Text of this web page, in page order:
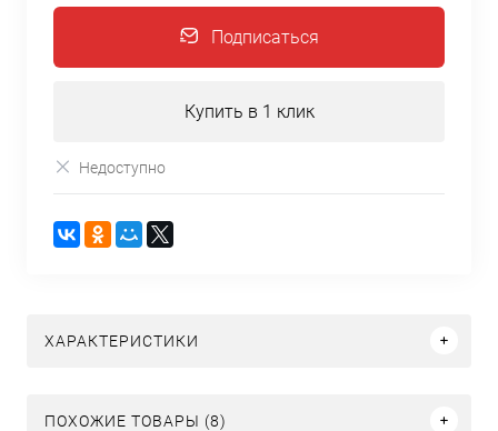
Подписаться
Купить в 1 клик
Недоступно
ХАРАКТЕРИСТИКИ
ПОХОЖИЕ ТОВАРЫ (8)